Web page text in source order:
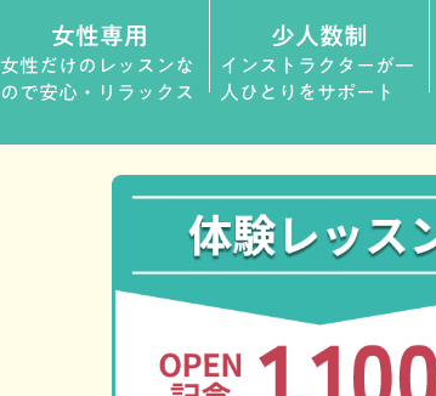
女性専用
女性だけのレッスンな
ので安心・リラックス
少人数制
インストラクターが一
人ひとりをサポート